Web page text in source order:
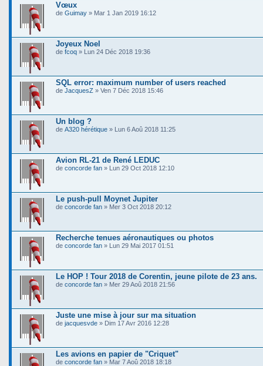
Vœux
de Guimay » Mar 1 Jan 2019 16:12
Joyeux Noel
de fcoq » Lun 24 Déc 2018 19:36
SQL error: maximum number of users reached
de JacquesZ » Ven 7 Déc 2018 15:46
Un blog ?
de A320 hérétique » Lun 6 Aoû 2018 11:25
Avion RL-21 de René LEDUC
de concorde fan » Lun 29 Oct 2018 12:10
Le push-pull Moynet Jupiter
de concorde fan » Mer 3 Oct 2018 20:12
Recherche tenues aéronautiques ou photos
de concorde fan » Lun 29 Mai 2017 01:51
Le HOP ! Tour 2018 de Corentin, jeune pilote de 23 ans.
de concorde fan » Mer 29 Aoû 2018 21:56
Juste une mise à jour sur ma situation
de jacquesvde » Dim 17 Avr 2016 12:28
Les avions en papier de "Criquet"
de concorde fan » Mar 7 Aoû 2018 18:18